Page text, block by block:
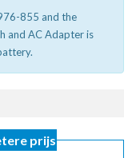
855 and the
and AC Adapter is
prijs